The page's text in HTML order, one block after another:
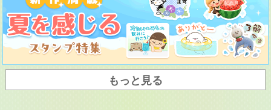
もっと見る